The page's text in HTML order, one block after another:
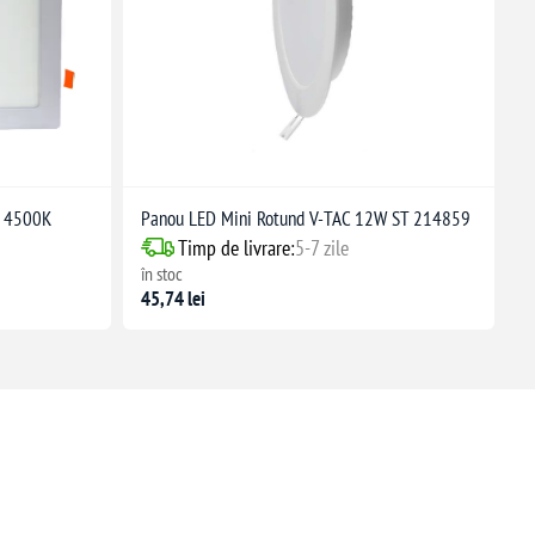
4500K Panou LED Mini Rotund V-TAC 12W ST 214859
Timp de livrare:5-7 zile
în stoc
45,74 lei